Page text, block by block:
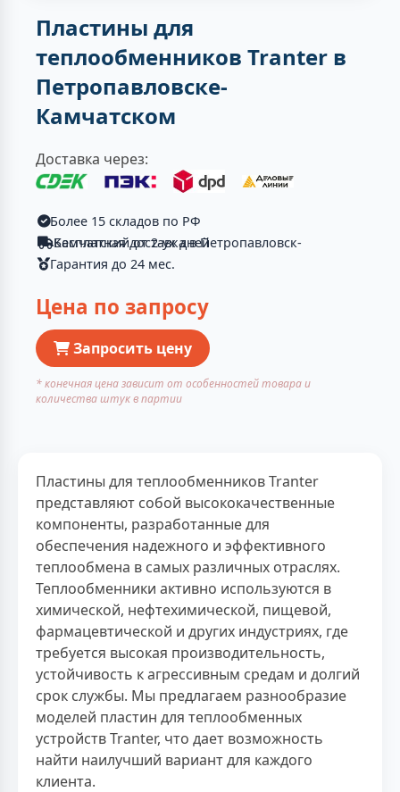
Пластины для
теплообменников Tranter в
Петропавловске-
Камчатском
Доставка через:
Более 15 складов по РФ
Бесплатная доставка в Петропавловск-Камчатский от 2-ух дней
Гарантия до 24 мес.
Цена по запросу
Запросить цену
* конечная цена зависит от особенностей товара и
количества штук в партии
Пластины для теплообменников Tranter
представляют собой высококачественные
компоненты, разработанные для
обеспечения надежного и эффективного
теплообмена в самых различных отраслях.
Теплообменники активно используются в
химической, нефтехимической, пищевой,
фармацевтической и других индустриях, где
требуется высокая производительность,
устойчивость к агрессивным средам и долгий
срок службы. Мы предлагаем разнообразие
моделей пластин для теплообменных
устройств Tranter, что дает возможность
найти наилучший вариант для каждого
клиента.